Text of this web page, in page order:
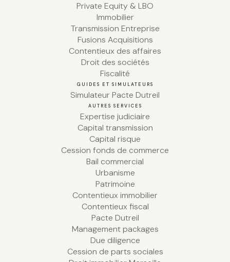
Private Equity & LBO
Immobilier
Transmission Entreprise
Fusions Acquisitions
Contentieux des affaires
Droit des sociétés
Fiscalité
GUIDES ET SIMULATEURS
Simulateur Pacte Dutreil
AUTRES SERVICES
Expertise judiciaire
Capital transmission
Capital risque
Cession fonds de commerce
Bail commercial
Urbanisme
Patrimoine
Contentieux immobilier
Contentieux fiscal
Pacte Dutreil
Management packages
Due diligence
Cession de parts sociales